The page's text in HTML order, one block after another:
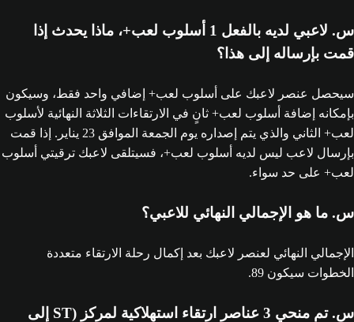
س. لاعبي لديه بالفعل 1 أسلوب لعب+، ماذا يحدث إذا
قمت بإرساله إلى هذا؟
سيحصل عنصر لاعبك على أسلوب لعب+ إضافي واحد فقط، وسيكون
بإمكانه إضافة أسلوب لعب+ ثانٍ في الارتقاءات الثلاثة النهائية لأسلوب
لعب+ الثاني والذي يتم إصداره يوم الجمعة الموافق 23 يناير. إذا قمت
بإرسال لاعب ليس لديه أسلوب لعب+، فسيتلقى لاعبك ترقيتي أسلوب
لعب+ على حد سواء.
س. ما هو الإجمالي النهائي للاعبي؟
الإجمالي النهائي لعنصر لاعبك بعد إكمال رحلة الارتقاء متعددة
الخطوات سيكون 89.
س. تم منحي 3 عناصر ارتقاء استهلاكية لمركز (ST إلى